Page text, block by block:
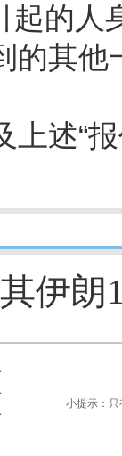
起的人
的其
上述“
伊朗
小提示：